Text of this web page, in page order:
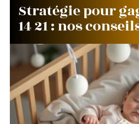
Stratégie pour
14 21 : nos